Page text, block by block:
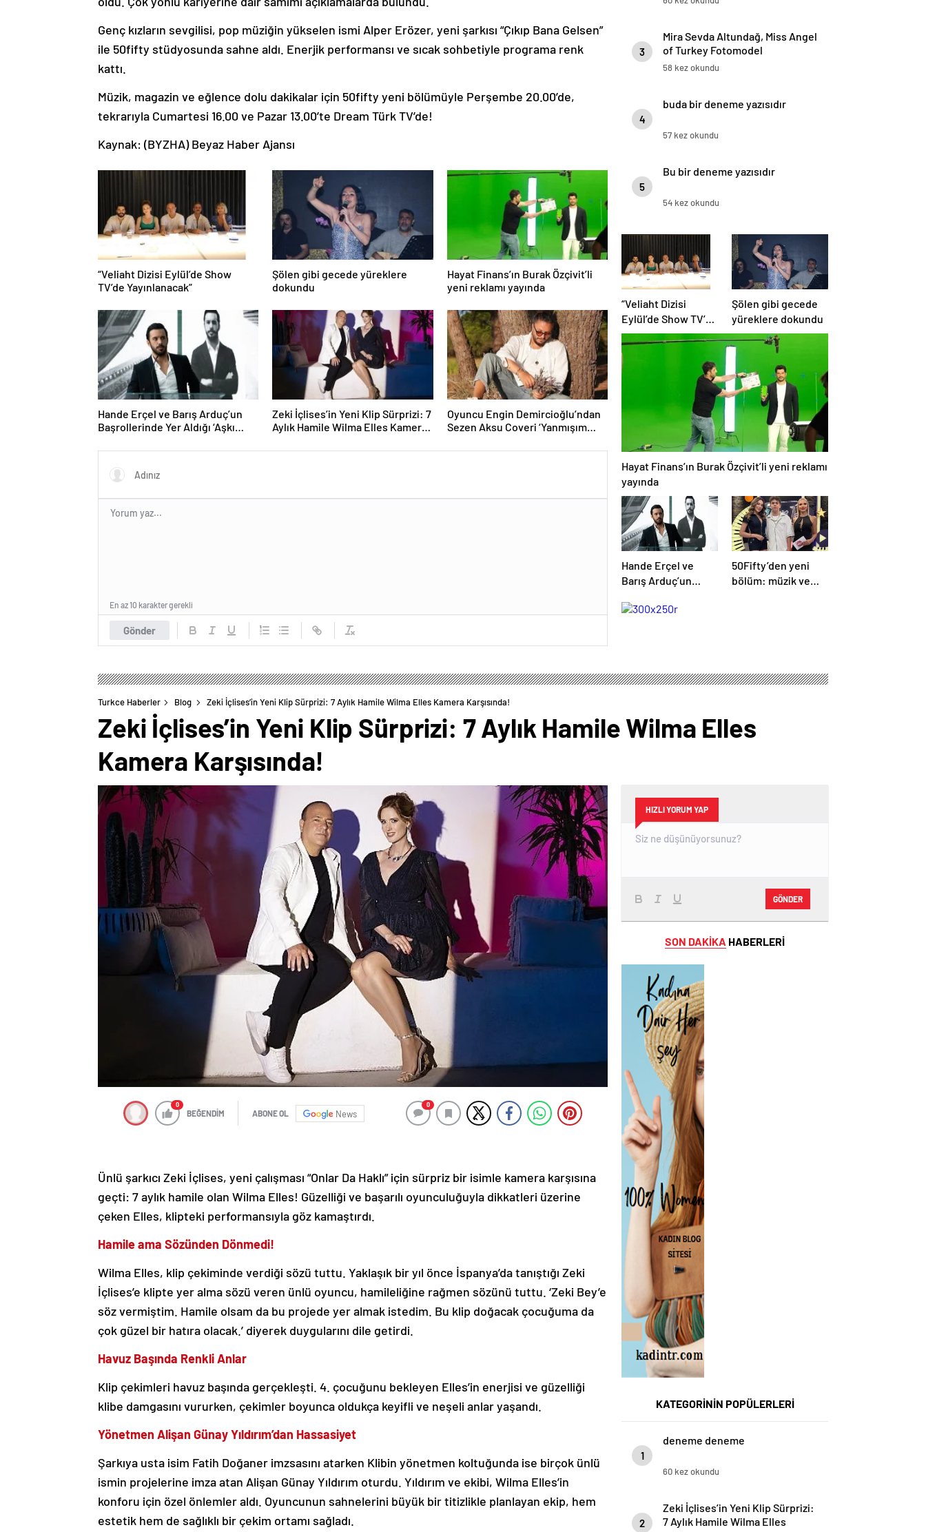
Genç kızların sevgilisi, pop müziğin yükselen ismi Alper Erözer, yeni şarkısı “Çıkıp Bana Gelsen”
ile 50fifty stüdyosunda sahne aldı. Enerjik performansı ve sıcak sohbetiyle programa renk
kattı.
Müzik, magazin ve eğlence dolu dakikalar için 50fifty yeni bölümüyle Perşembe 20.00’de,
tekrarıyla Cumartesi 16.00 ve Pazar 13.00’te Dream Türk TV’de!
Kaynak: (BYZHA) Beyaz Haber Ajansı
“Veliaht Dizisi Eylül’de Show
TV’de Yayınlanacak”
Şölen gibi gecede yüreklere
dokundu
Hayat Finans’ın Burak Özçivit’li
yeni reklamı yayında
Hande Erçel ve Barış Arduç’un
Başrollerinde Yer Aldığı ‘Aşkı
Şimdi Disney+’ta Yayında!
Zeki İçlises’in Yeni Klip Sürprizi: 7
Aylık Hamile Wilma Elles Kamera
Oyuncu Engin Demircioğlu’ndan
Sezen Aksu Coveri ‘Yanmışım
Gönder
En az 10 karakter gerekli
3
Mira Sevda Altundağ, Miss Angel
of Turkey Fotomodel
Yarışmasının Birincisi Oldu
58 kez okundu
4
buda bir deneme yazısıdır
57 kez okundu
5
Bu bir deneme yazısıdır
54 kez okundu
“Veliaht Dizisi
Eylül’de Show TV’de
Yayınlanacak”
Şölen gibi gecede
yüreklere dokundu
Hayat Finans’ın Burak Özçivit’li yeni reklamı
yayında
Hande Erçel ve
Barış Arduç’un
Aldığı ‘Aşkı Hatırla’
50Fifty’den yeni
bölüm: müzik ve
Turkce Haberler Blog Zeki İçlises’in Yeni Klip Sürprizi: 7 Aylık Hamile Wilma Elles Kamera Karşısında!
Zeki İçlises’in Yeni Klip Sürprizi: 7 Aylık Hamile Wilma Elles
Kamera Karşısında!
0
BEĞENDİM ABONE OL News
0
Ünlü şarkıcı Zeki İçlises, yeni çalışması “Onlar Da Haklı” için sürpriz bir isimle kamera karşısına
geçti: 7 aylık hamile olan Wilma Elles! Güzelliği ve başarılı oyunculuğuyla dikkatleri üzerine
çeken Elles, klipteki performansıyla göz kamaştırdı.
Hamile ama Sözünden Dönmedi!
Wilma Elles, klip çekiminde verdiği sözü tuttu. Yaklaşık bir yıl önce İspanya’da tanıştığı Zeki
İçlises’e klipte yer alma sözü veren ünlü oyuncu, hamileliğine rağmen sözünü tuttu. ‘Zeki Bey’e
söz vermiştim. Hamile olsam da bu projede yer almak istedim. Bu klip doğacak çocuğuma da
çok güzel bir hatıra olacak.’ diyerek duygularını dile getirdi.
Havuz Başında Renkli Anlar
Klip çekimleri havuz başında gerçekleşti. 4. çocuğunu bekleyen Elles’in enerjisi ve güzelliği
klibe damgasını vururken, çekimler boyunca oldukça keyifli ve neşeli anlar yaşandı.
Yönetmen Alişan Günay Yıldırım’dan Hassasiyet
Şarkıya usta isim Fatih Doğaner imzsasını atarken Klibin yönetmen koltuğunda ise birçok ünlü
ismin projelerine imza atan Alişan Günay Yıldırım oturdu. Yıldırım ve ekibi, Wilma Elles’in
konforu için özel önlemler aldı. Oyuncunun sahnelerini büyük bir titizlikle planlayan ekip, hem
estetik hem de sağlıklı bir çekim ortamı sağladı.
HIZLI YORUM YAP
GÖNDER
SON DAKİKA HABERLERİ
KATEGORİNİN POPÜLERLERİ
1
deneme deneme
60 kez okundu
2
Zeki İçlises’in Yeni Klip Sürprizi:
7 Aylık Hamile Wilma Elles